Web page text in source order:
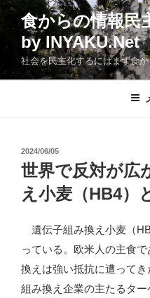
コ
食からの情報民
by INYAKU.Net
社会を民主化するにはまず食
投
稿
日:
2024/06/05
世界で反対が広
え小麦（HB4）
遺伝子組み換え小麦（
っている。欧米人の主食
換えは強い抵抗に遭って
組み換え企業の主たるタ